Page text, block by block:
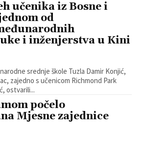
učenika iz Bosne i
od
i inženjerstva u Kini
srednje škole Tuzla Damir Konjić,
zajedno s učenicom Richmond Park
ostvarili...
počelo
Mjesne zajednice